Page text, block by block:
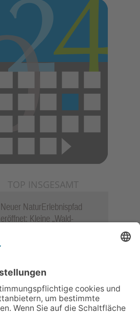
TOP INSGESAMT
Neuer NaturErlebnispfad
eröffnet: Kleine „Wald-
die Zukunft der Stadt
Königstein
„Rock auf der Burg“ lässt
Königstein beben